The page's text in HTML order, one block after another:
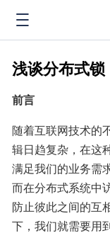
浅谈分布式锁
前言
随着互联网技术的
辑日趋复杂，在这
满足我们的业务需
而在分布式系统中
防止彼此之间的互
下，我们就需要用